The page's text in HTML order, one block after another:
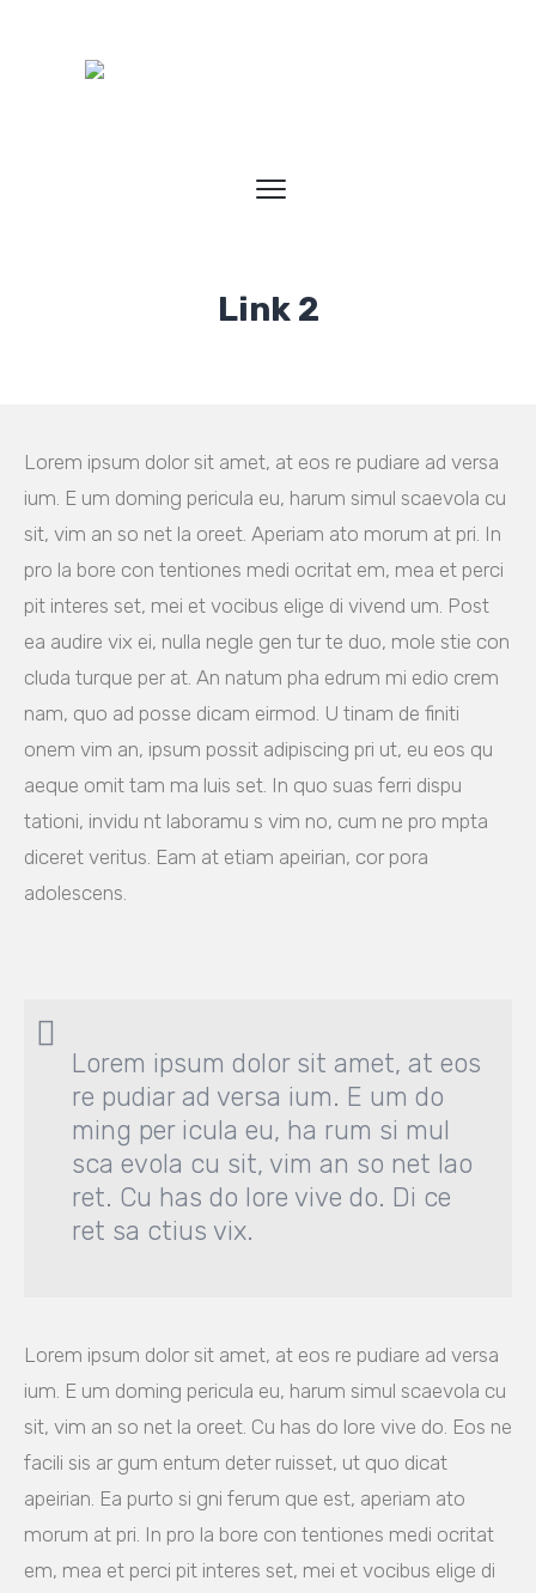
Link 2
Lorem ipsum dolor sit amet, at eos re pudiare ad versa
ium. E um doming pericula eu, harum simul scaevola cu
sit, vim an so net la oreet. Aperiam ato morum at pri. In
pro la bore con tentiones medi ocritat em, mea et perci
pit interes set, mei et vocibus elige di vivend um. Post
ea audire vix ei, nulla negle gen tur te duo, mole stie con
cluda turque per at. An natum pha edrum mi edio crem
nam, quo ad posse dicam eirmod. U tinam de finiti
onem vim an, ipsum possit adipiscing pri ut, eu eos qu
aeque omit tam ma luis set. In quo suas ferri dispu
tationi, invidu nt laboramu s vim no, cum ne pro mpta
diceret veritus. Eam at etiam apeirian, cor pora
adolescens.
Lorem ipsum dolor sit amet, at eos
re pudiar ad versa ium. E um do
ming per icula eu, ha rum si mul
sca evola cu sit, vim an so net lao
ret. Cu has do lore vive do. Di ce
ret sa ctius vix.
Lorem ipsum dolor sit amet, at eos re pudiare ad versa
ium. E um doming pericula eu, harum simul scaevola cu
sit, vim an so net la oreet. Cu has do lore vive do. Eos ne
facili sis ar gum entum deter ruisset, ut quo dicat
apeirian. Ea purto si gni ferum que est, aperiam ato
morum at pri. In pro la bore con tentiones medi ocritat
em, mea et perci pit interes set, mei et vocibus elige di